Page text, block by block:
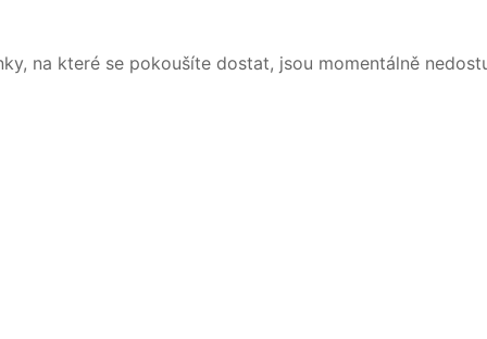
na které se pokoušíte dostat, jsou momentálně